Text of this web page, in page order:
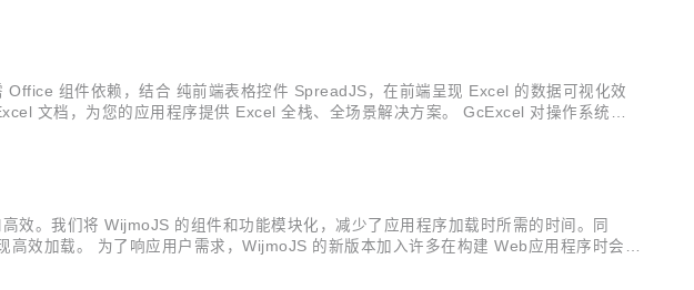
组件依赖，结合 纯前端表格控件 SpreadJS，在前端呈现 Excel 的数据可视化效
文档，为您的应用程序提供 Excel 全栈、全场景解决方案。 GcExcel 对操作系统的
。我们将 WijmoJS 的组件和功能模块化，减少了应用程序加载时所需的时间。同
效加载。 为了响应用户需求，WijmoJS 的新版本加入许多在构建 Web应用程序时会用